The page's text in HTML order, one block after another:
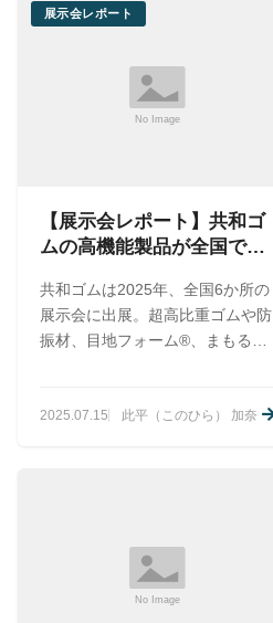
展示会レポート
【展示会レポート】共和ゴ
ムの高機能製品が全国で話
再登場
共和ゴムは2025年、全国6か所の
展示会に出展。超高比重ゴムや防
振材、目地フォーム®、まもるく
課題解決に貢献するラインアップ
2025.07.15 此平（このひら） 加奈